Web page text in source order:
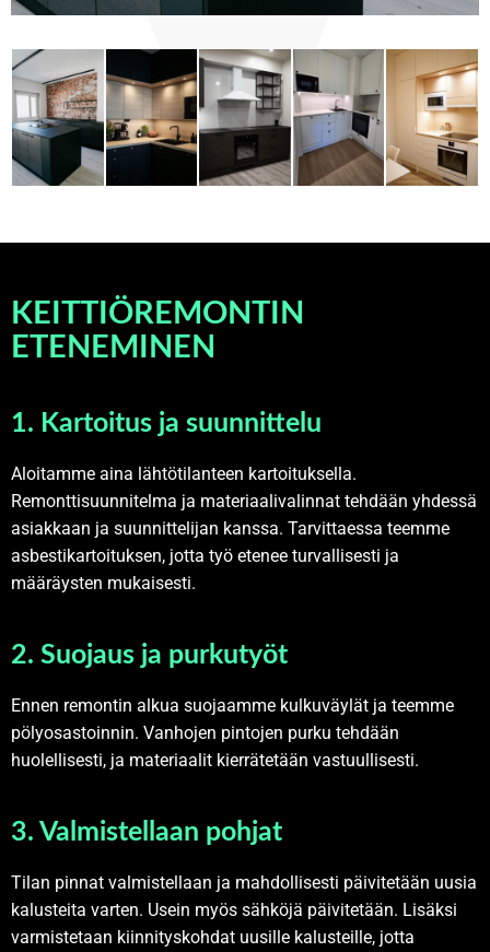
KEITTIÖREMONTIN
ETENEMINEN
1. Kartoitus ja suunnittelu
Aloitamme aina lähtötilanteen kartoituksella.
Remonttisuunnitelma ja materiaalivalinnat tehdään yhdessä
asiakkaan ja suunnittelijan kanssa. Tarvittaessa teemme
asbestikartoituksen, jotta työ etenee turvallisesti ja
määräysten mukaisesti.
2. Suojaus ja purkutyöt
Ennen remontin alkua suojaamme kulkuväylät ja teemme
pölyosastoinnin. Vanhojen pintojen purku tehdään
huolellisesti, ja materiaalit kierrätetään vastuullisesti.
3. Valmistellaan pohjat
Tilan pinnat valmistellaan ja mahdollisesti päivitetään uusia
kalusteita varten. Usein myös sähköjä päivitetään. Lisäksi
varmistetaan kiinnityskohdat uusille kalusteille, jotta